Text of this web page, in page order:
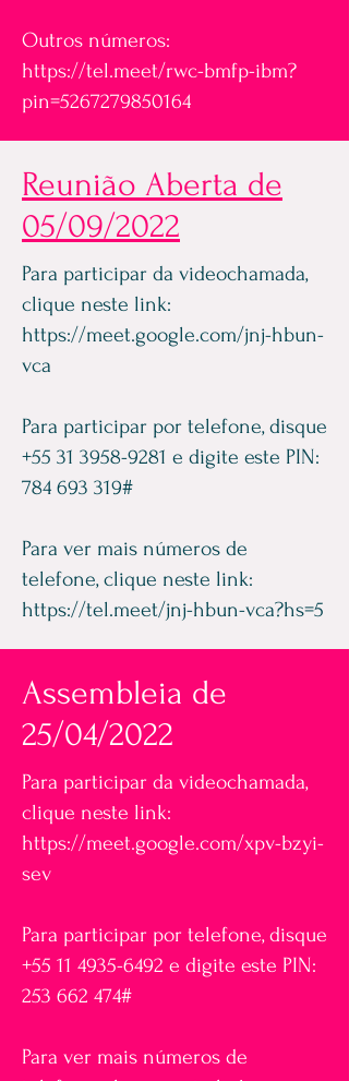
Outros números:
https://tel.meet/rwc-bmfp-ibm?
pin=5267279850164
Reunião Aberta de
05/09/2022
Para participar da videochamada,
clique neste link:
https://meet.google.com/jnj-hbun-
vca
Para participar por telefone, disque
+55 31 3958-9281 e digite este PIN:
784 693 319#
Para ver mais números de
telefone, clique neste link:
https://tel.meet/jnj-hbun-vca?hs=5
Assembleia de
25/04/2022
Para participar da videochamada,
clique neste link:
https://meet.google.com/xpv-bzyi-
sev
Para participar por telefone, disque
+55 11 4935-6492 e digite este PIN:
253 662 474#
Para ver mais números de